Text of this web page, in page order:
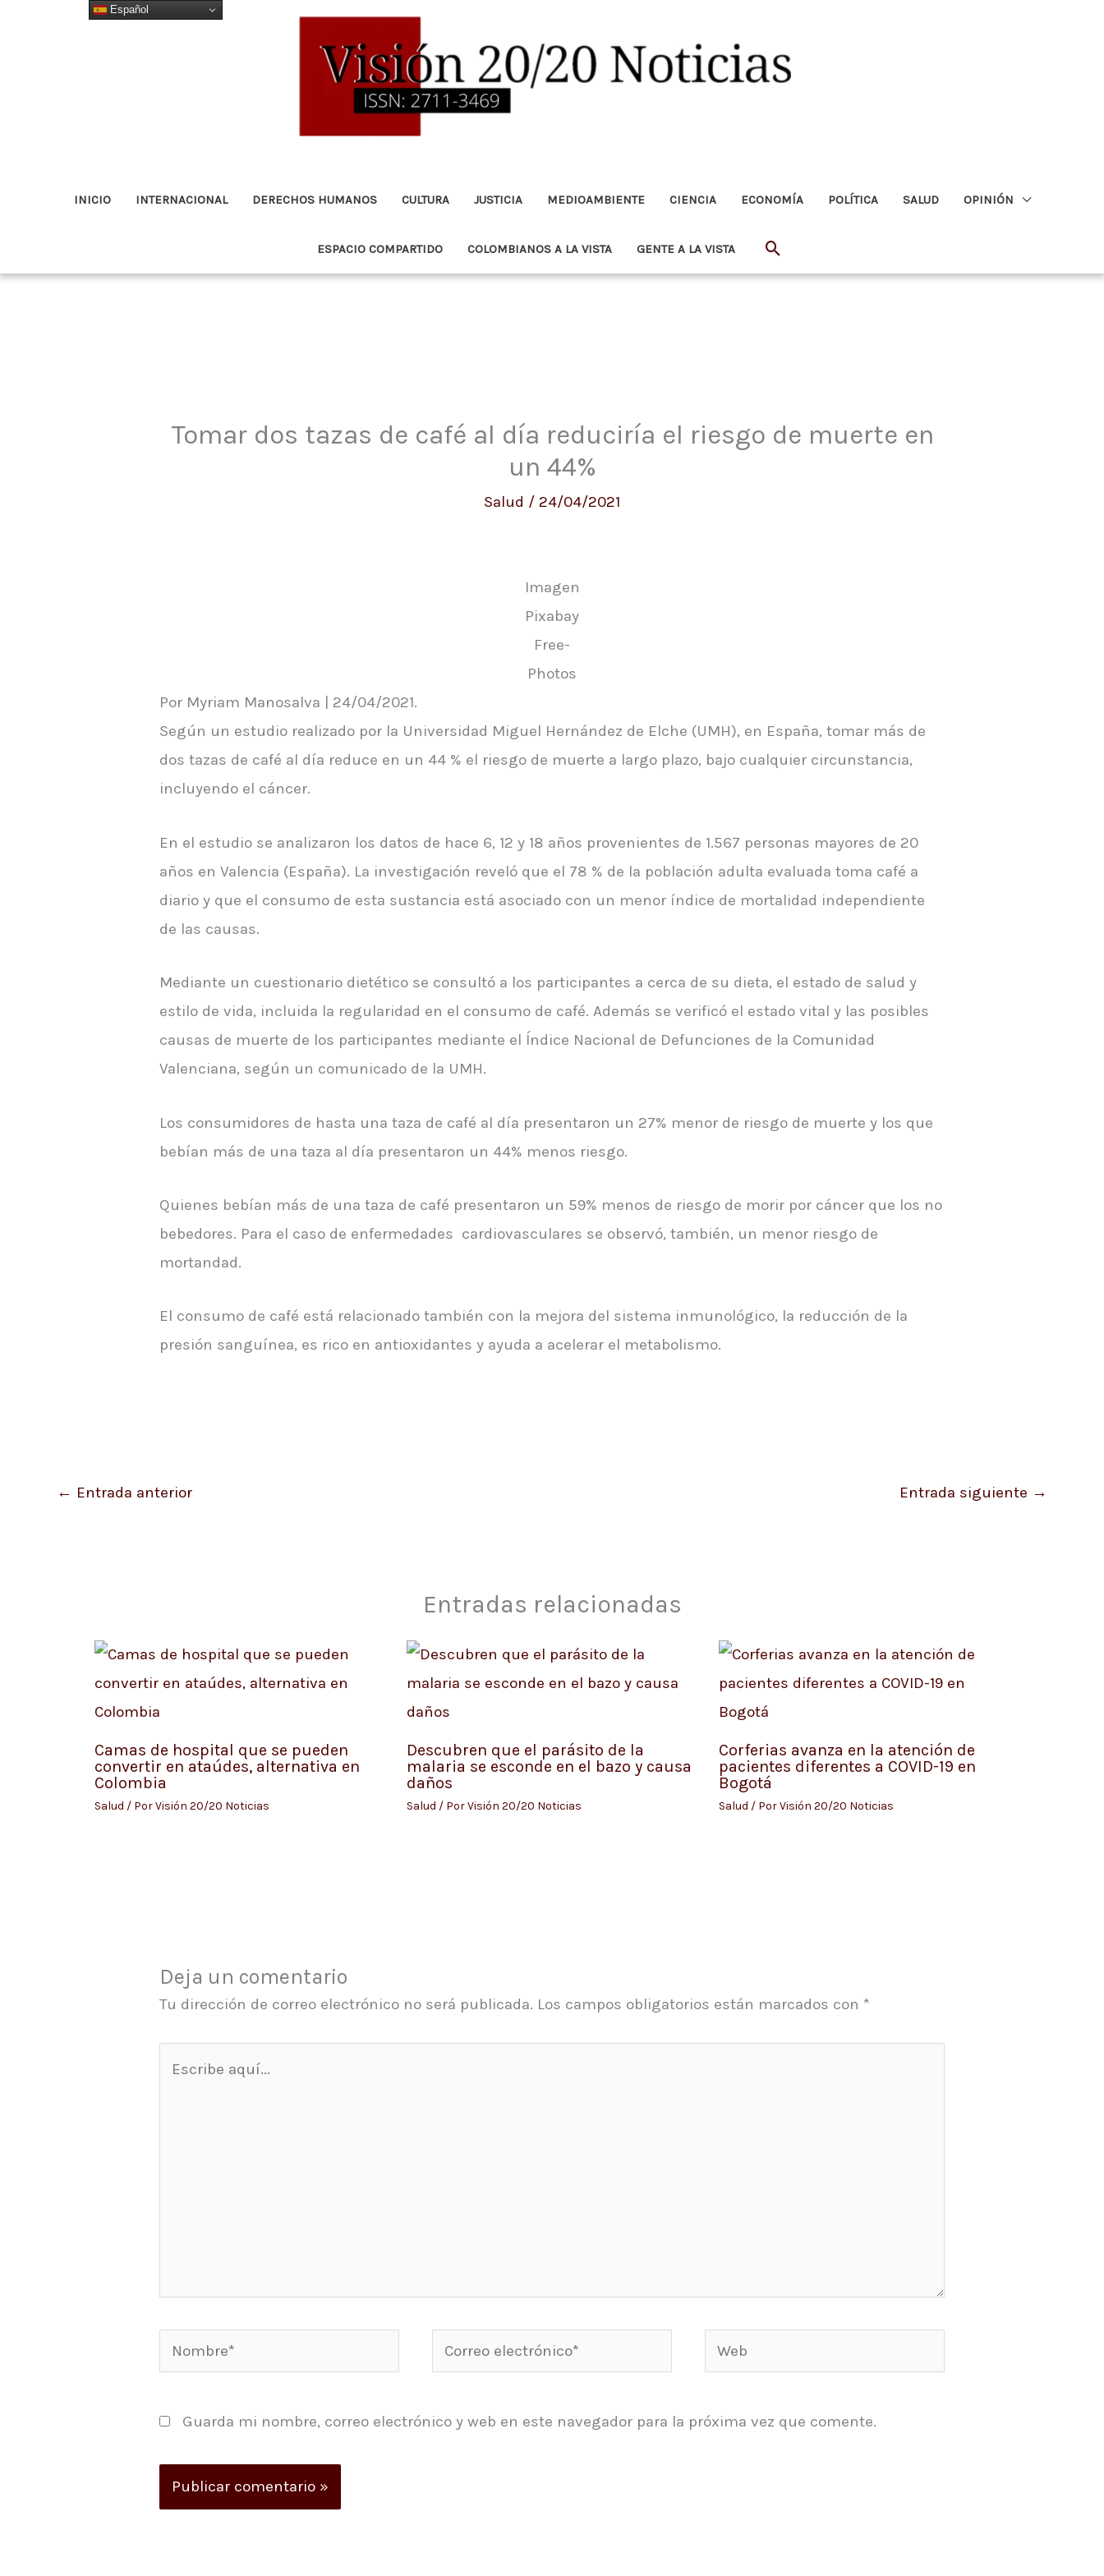
INICIO INTERNACIONAL DERECHOS HUMANOS CULTURA JUSTICIA MEDIOAMBIENTE CIENCIA ECONOMÍA POLÍTICA SALUD OPINIÓN
ESPACIO COMPARTIDO COLOMBIANOS A LA VISTA GENTE A LA VISTA Buscar
Tomar dos tazas de café al día reduciría el riesgo de muerte en
un 44%
Salud / 24/04/2021
Imagen
Pixabay
Free-
Photos
Por Myriam Manosalva | 24/04/2021.
Según un estudio realizado por la Universidad Miguel Hernández de Elche (UMH), en España, tomar más de
dos tazas de café al día reduce en un 44 % el riesgo de muerte a largo plazo, bajo cualquier circunstancia,
incluyendo el cáncer.
En el estudio se analizaron los datos de hace 6, 12 y 18 años provenientes de 1.567 personas mayores de 20
años en Valencia (España). La investigación reveló que el 78 % de la población adulta evaluada toma café a
diario y que el consumo de esta sustancia está asociado con un menor índice de mortalidad independiente
de las causas.
Mediante un cuestionario dietético se consultó a los participantes a cerca de su dieta, el estado de salud y
estilo de vida, incluida la regularidad en el consumo de café. Además se verificó el estado vital y las posibles
causas de muerte de los participantes mediante el Índice Nacional de Defunciones de la Comunidad
Valenciana, según un comunicado de la UMH.
Los consumidores de hasta una taza de café al día presentaron un 27% menor de riesgo de muerte y los que
bebían más de una taza al día presentaron un 44% menos riesgo.
Quienes bebían más de una taza de café presentaron un 59% menos de riesgo de morir por cáncer que los no
bebedores. Para el caso de enfermedades cardiovasculares se observó, también, un menor riesgo de
mortandad.
El consumo de café está relacionado también con la mejora del sistema inmunológico, la reducción de la
presión sanguínea, es rico en antioxidantes y ayuda a acelerar el metabolismo.
← Entrada anterior Entrada siguiente →
Entradas relacionadas
Camas de hospital que se pueden
convertir en ataúdes, alternativa en
Colombia
Salud / PorVisión 20/20 Noticias
Descubren que el parásito de la
malaria se esconde en el bazo y causa
daños
Salud / PorVisión 20/20 Noticias
Corferias avanza en la atención de
pacientes diferentes a COVID-19 en
Bogotá
Salud / PorVisión 20/20 Noticias
Deja un comentario
Tu dirección de correo electrónico no será publicada. Los campos obligatorios están marcados con *
Nombre*
Correo
electrónico*
Web
Guarda mi nombre, correo electrónico y web en este navegador para la próxima vez que comente.
Español